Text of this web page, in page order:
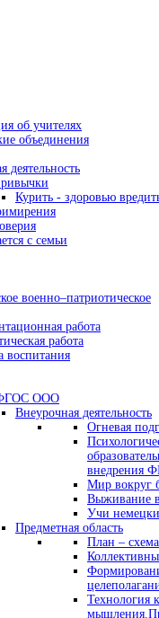
об учителях
объединения
деятельность
Курить - здоровью
с семьи
военно–патриотическое
работа
работа
воспитания
ООО
Внеурочная деятельность
Огневая
внедрения
Мир вокруг
Выживание
Учи
Предметная область
План –
Технология